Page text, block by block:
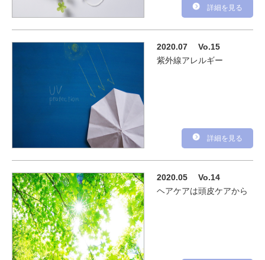
詳細を見る
2020.07 Vo.15
紫外線アレルギー
詳細を見る
2020.05 Vo.14
ヘアケアは頭皮ケアから